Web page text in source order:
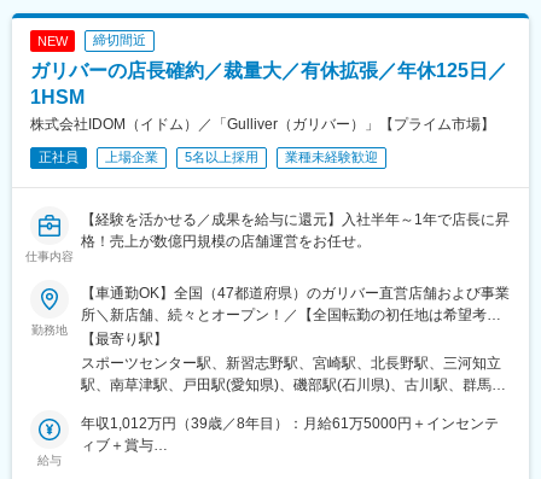
・独身社宅（10,000円～22,000円) 所定の条件あり
・賃貸住宅補助（8,000円～16,000円）所定の条件あり
・カフェテリアプラン（年34,000円相当）※旅行・育児・介護・
スポーツや自己啓発関連など自分に合った福利厚生を受けること
が可能
変更の範囲：会社の定める業務
行いますので、製造オペレーター業務やクリーンルーム内勤務が
未経験の方もすぐに習得ができ安心して働いていただける環境で
す。社員同士の仲も良く、助け合う雰囲気でありますので、ご安
心ください。
■交代勤務について：
月に1～2週の交替勤務となります。2週連続夜勤、2週連続夕勤の
可能性もあれば、1週夜勤、1週夕勤などの場合もございます。
■組織構成：
配属先は約40名が在籍しています。
■同社の特徴：
同社は、コーティング、ラミネートに対し高い技術力を持った、
高機能フィルムの特殊加工メーカーです。同社の加工技術は様々
な分野で使用されており、エレクトロニクス分野（光学フィル
ム、電磁波シールド材等）、包装材料（開封テープ等）、その他
す。プラスチックフィルムや銅箔、アルミ箔などの金属箔等、加
工可能な材料は多岐にわたります。包装、部品メーカー等と手を
NEW 締切間近
ガリバーの店長確約／裁量大／有休拡張／年休125日／
1HSM
株式会社IDOM（イドム）／「Gulliver（ガリバー）」【プライム市場】
正社員 上場企業 5名以上採用 業種未経験歓迎
仕事内容
【経験を活かせる／成果を給与に還元】入社半年～1年で店長に昇
格！売上が数億円規模の店舗運営をお任せ。
勤務地
【車通勤OK】全国（47都道府県）のガリバー直営店舗および事業
所＼新店舗、続々とオープン！／【全国転勤の初任地は希望考
慮】全国47都道府県のガリバー直営店および事業所（将来的に海
外勤務のチャンスもあり）初期配属は相談可能！※受動喫煙対策：
あり※U・Iターン歓迎※AI面接スタート！24時間365日、スマホか
形県・福島県）関東（東京都・神奈川県・千葉県・埼玉県・茨城
県・栃木県・群馬県）北陸・甲信越（富山県・石川県・福井県・
【最寄り駅】
スポーツセンター駅、新習志野駅、宮崎駅、北長野駅、三河知立
駅、南草津駅、戸田駅(愛知県)、磯部駅(石川県)、古川駅、群馬総
県)、豊川駅(大阪府)、木更津駅、東新庄駅、鶴田駅、南永山駅、
国見駅(宮城県)、尾上の松駅、てだこ浦西駅、本八戸駅、清水駅
給与
年収1,012万円（39歳／8年目）：月給61万5000円＋インセンテ
ィブ＋賞与